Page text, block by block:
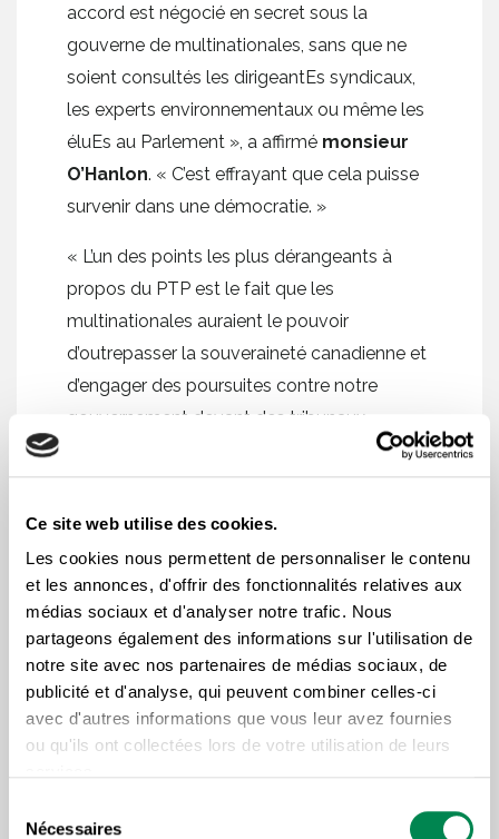
Ce site web utilise des cookies.
Les cookies nous permettent de personnaliser le contenu
et les annonces, d'offrir des fonctionnalités relatives aux
médias sociaux et d'analyser notre trafic. Nous
partageons également des informations sur l'utilisation de
notre site avec nos partenaires de médias sociaux, de
publicité et d'analyse, qui peuvent combiner celles-ci
avec d'autres informations que vous leur avez fournies
ou qu'ils ont collectées lors de votre utilisation de leurs
Nécessaires
accord est négocié en secret sous la
gouverne de multinationales, sans que ne
soient consultés les dirigeantEs syndicaux,
les experts environnementaux ou même les
éluEs au Parlement », a affirmé monsieur
O’Hanlon. « C’est effrayant que cela puisse
survenir dans une démocratie. »
« L’un des points les plus dérangeants à
propos du PTP est le fait que les
multinationales auraient le pouvoir
d’outrepasser la souveraineté canadienne et
d’engager des poursuites contre notre
gouvernement devant des tribunaux
commerciaux secrets », s’est indigné le
porte-parole du RCJ. « Qui d’autres possède
un tel pouvoir de se soustraire de notre
«Personne ! Dans les faits, les dispositions
du PTP placent les grandes entreprises
carrément au-dessus de la loi ! »
Le PTP touche de larges pans de nos politiques
publiques: règlementation, ouverture de nouveaux
agriculture et système de gestion de l’offre, droits de